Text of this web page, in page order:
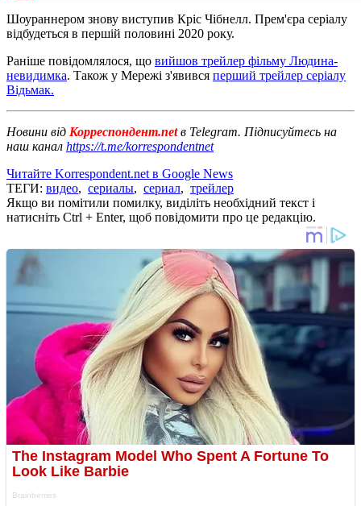
Шоураннером знову виступив Кріс Чібнелл. Прем'єра серіалу
відбудеться в першій половині 2020 року.
Раніше повідомлялося, що вийшов трейлер фільму Людина-
невидимка. Також у Мережі з'явився перший трейлер серіалу
Відьмак.
Новини від Корреспондент.netв Telegram. Підписуйтесь на
наш канал https://t.me/korrespondentnet
Читайте Korrespondent.net в Google News
ТЕГИ: видео, сериалы, сериал, трейлер
Якщо ви помітили помилку, виділіть необхідний текст і
натисніть Ctrl + Enter, щоб повідомити про це редакцію.